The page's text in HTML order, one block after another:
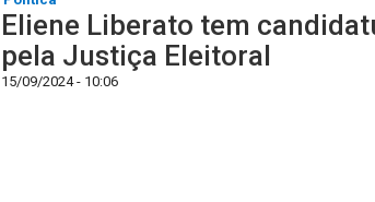
Eliene Liberato tem
pela Justiça Eleitoral
15/09/2024 - 10:06